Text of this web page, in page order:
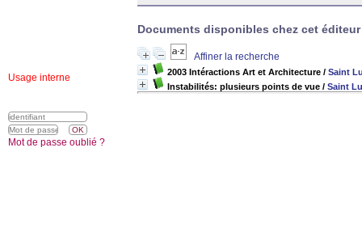
Documents disponibles chez cet éditeur
Affiner la recherche
2003 Intéractions Art et Architecture / Saint
Instabilités: plusieurs points de vue / Saint
Usage interne
Mot de passe oublié ?